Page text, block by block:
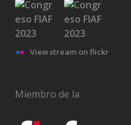
View stream on flickr
Miembro de la